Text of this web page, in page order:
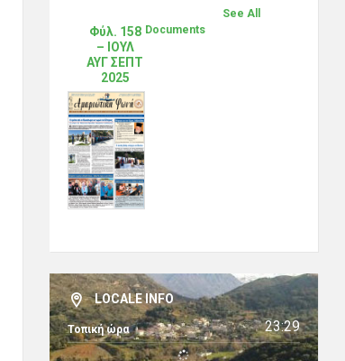
Φύλ. 158
– ΙΟΥΛ
ΑΥΓ ΣΕΠΤ
2025
See All
Documents
LOCALE INFO
Τοπική ώρα 23:29